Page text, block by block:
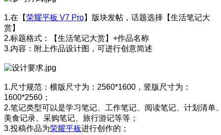
1.在【荣耀平板 V7 Pro】版块发帖，话题选择【生活笔记大
赏】
2.标题格式：【生活笔记大赏】+作品名称
3.内容：附上作品设计图，可进行创意简述
1.尺寸规范：横版尺寸为：2560*1600，竖版尺寸为：
1600*2560；
2.笔记类型可以是学习笔记、工作笔记、阅读笔记、计划清单
美食记录、采购笔记、旅行游记等等；
3.投稿作品为荣耀平板进行创作的；